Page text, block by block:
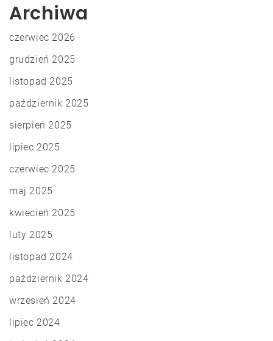
Archiwa
czerwiec 2026
grudzień 2025
listopad 2025
październik 2025
sierpień 2025
lipiec 2025
czerwiec 2025
maj 2025
kwiecień 2025
luty 2025
listopad 2024
październik 2024
wrzesień 2024
lipiec 2024